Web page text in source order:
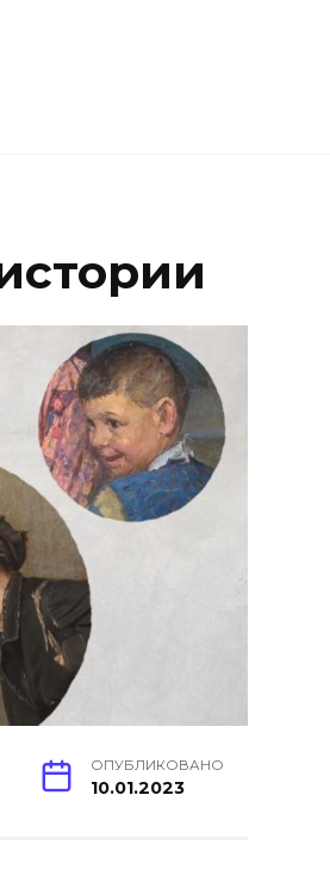
ОПУБЛИКОВАНО
10.01.2023